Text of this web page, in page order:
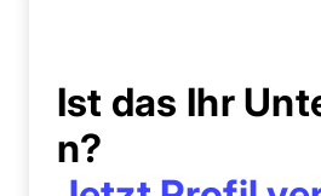
Ist das Ihr
n?